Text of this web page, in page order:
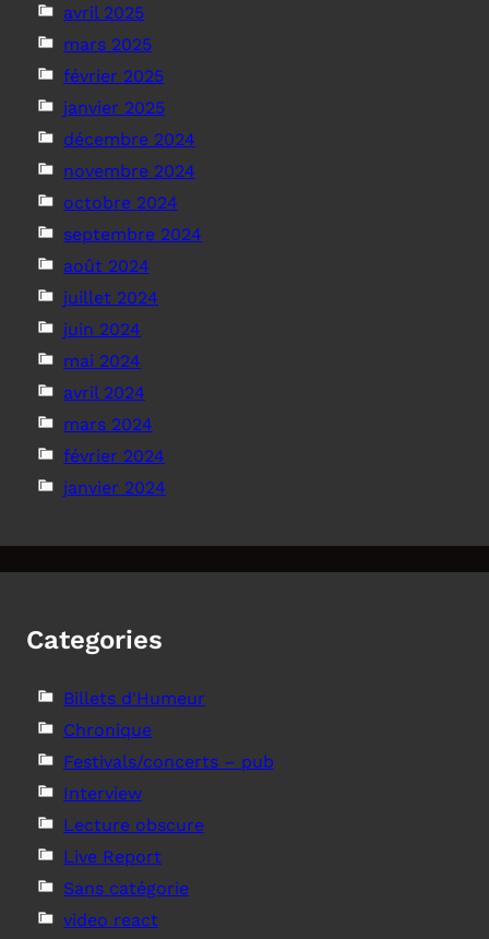
avril 2025
mars 2025
février 2025
janvier 2025
décembre 2024
novembre 2024
octobre 2024
septembre 2024
août 2024
juillet 2024
juin 2024
mai 2024
avril 2024
mars 2024
février 2024
janvier 2024
Categories
Billets d'Humeur
Chronique
Festivals/concerts – pub
Interview
Lecture obscure
Live Report
Sans catégorie
video react